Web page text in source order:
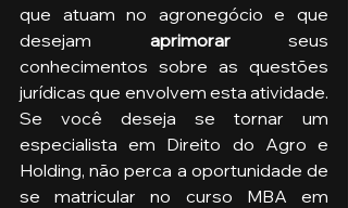
que atuam no agronegócio e que
desejam aprimorar seus
conhecimentos sobre as questões
jurídicas que envolvem esta atividade.
Se você deseja se tornar um
especialista em Direito do Agro e
Holding, não perca a oportunidade de
se matricular no curso MBA em